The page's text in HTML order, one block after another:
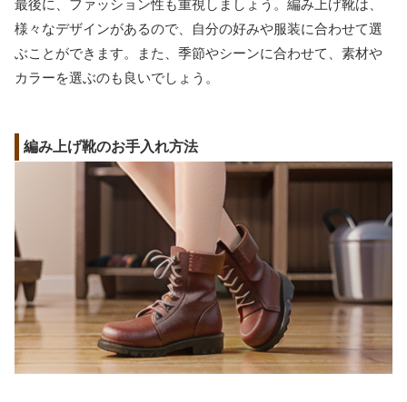
最後に、ファッション性も重視しましょう。編み上げ靴は、
様々なデザインがあるので、自分の好みや服装に合わせて選
ぶことができます。また、季節やシーンに合わせて、素材や
カラーを選ぶのも良いでしょう。
編み上げ靴のお手入れ方法